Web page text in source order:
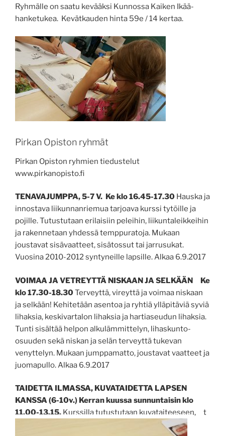
Ryhmälle on saatu kevääksi Kunnossa Kaiken Ikää-
hanketukea. Kevätkauden hinta 59e / 14 kertaa.
Pirkan Opiston ryhmät
Pirkan Opiston ryhmien tiedustelut
www.pirkanopisto.fi
TENAVAJUMPPA, 5-7 V. Ke klo 16.45-17.30 Hauska ja
innostava liikunnanriemua tarjoava kurssi tytöille ja
pojille. Tutustutaan erilaisiin peleihin, liikuntaleikkeihin
ja rakennetaan yhdessä temppuratoja. Mukaan
joustavat sisävaatteet, sisätossut tai jarrusukat.
Vuosina 2010-2012 syntyneille lapsille. Alkaa 6.9.2017
VOIMAA JA VETREYTTÄ NISKAAN JA SELKÄÄN
Ke
klo 17.30-18.30Terveyttä, vireyttä ja voimaa niskaan
ja selkään! Kehitetään asentoa ja ryhtiä ylläpitäviä syviä
lihaksia, keskivartalon lihaksia ja hartiaseudun lihaksia.
Tunti sisältää helpon alkulämmittelyn, lihaskunto-
osuuden sekä niskan ja selän terveyttä tukevan
venyttelyn. Mukaan jumppamatto, joustavat vaatteet ja
juomapullo. Alkaa 6.9.2017
TAIDETTA ILMASSA, KUVATAIDETTA LAPSEN
KANSSA (6-10v.) Kerran kuussa sunnuntaisin klo
11.00-13.15. Kurssilla tutustutaan kuvataiteeseen, t